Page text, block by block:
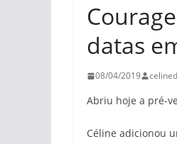
datas
08/04/2019
Abriu hoje a pré-
Céline adicionou